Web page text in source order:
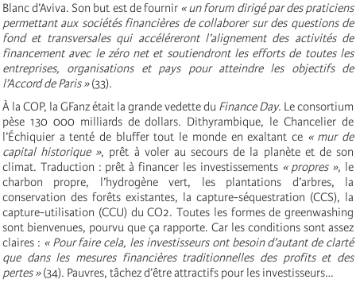
Blanc d’Aviva. Son but est de fournir « un forum dirigé par des praticiens
permettant aux sociétés financières de collaborer sur des questions de
fond et transversales qui accéléreront l’alignement des activités de
financement avec le zéro net et soutiendront les efforts de toutes les
entreprises, organisations et pays pour atteindre les objectifs de
l’Accord de Paris »(33).
À la COP, la GFanz était la grande vedette du Finance Day. Le consortium
pèse 130 000 milliards de dollars. Dithyrambique, le Chancelier de
l’Échiquier a tenté de bluffer tout le monde en exaltant ce « mur de
capital historique », prêt à voler au secours de la planète et de son
climat. Traduction : prêt à financer les investissements « propres », le
charbon propre, l’hydrogène vert, les plantations d’arbres, la
conservation des forêts existantes, la capture-séquestration (CCS), la
capture-utilisation (CCU) du CO2. Toutes les formes de greenwashing
sont bienvenues, pourvu que ça rapporte. Car les conditions sont assez
claires : « Pour faire cela, les investisseurs ont besoin d’autant de clarté
que dans les mesures financières traditionnelles des profits et des
pertes »(34). Pauvres, tâchez d’être attractifs pour les investisseurs…